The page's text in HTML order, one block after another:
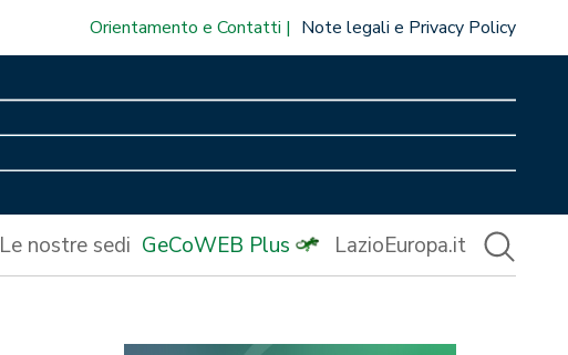
Orientamento e Contatti Note legali e Privacy Policy
Le nostre sedi GeCoWEB Plus LazioEuropa.it